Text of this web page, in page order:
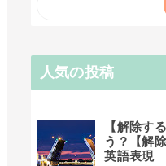
人気の投稿
【解除す
う？【解
英語表現